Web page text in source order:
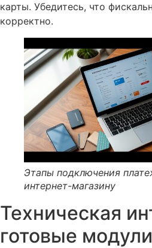
карты. Убедитесь, что
корректно.
Этапы подключения
интернет-магазину
Техническая
готовые